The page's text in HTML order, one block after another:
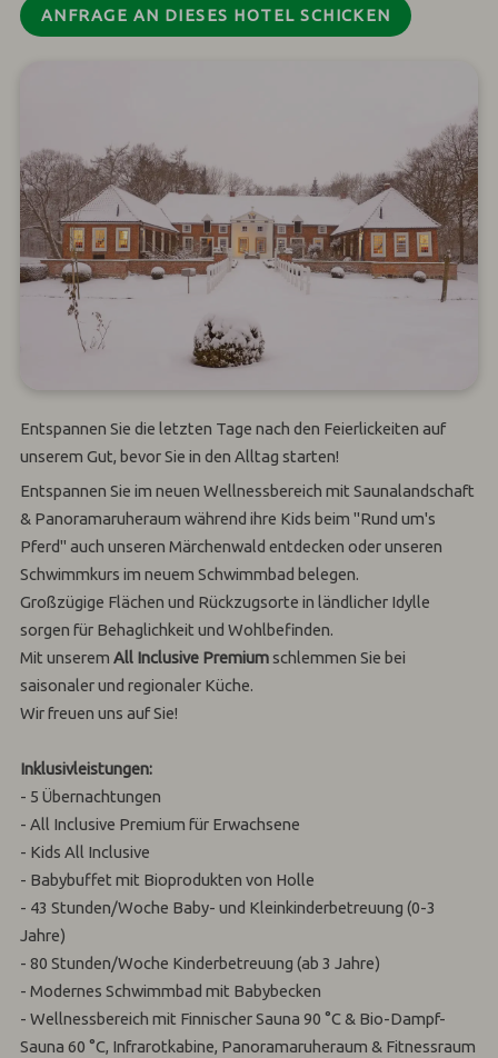
ANFRAGE AN DIESES HOTEL SCHICKEN
Entspannen Sie die letzten Tage nach den Feierlickeiten auf
unserem Gut, bevor Sie in den Alltag starten!
Entspannen Sie im neuen Wellnessbereich mit Saunalandschaft
& Panoramaruheraum während ihre Kids beim "Rund um's
Pferd" auch unseren Märchenwald entdecken oder unseren
Schwimmkurs im neuem Schwimmbad belegen.
Großzügige Flächen und Rückzugsorte in ländlicher Idylle
sorgen für Behaglichkeit und Wohlbefinden.
Mit unseremAll Inclusive Premiumschlemmen Sie bei
saisonaler und regionaler Küche.
Wir freuen uns auf Sie!
Inklusivleistungen:
- 5 Übernachtungen
- All Inclusive Premium für Erwachsene
- Kids All Inclusive
- Babybuffet mit Bioprodukten von Holle
- 43 Stunden/Woche Baby- und Kleinkinderbetreuung (0-3
Jahre)
- 80 Stunden/Woche Kinderbetreuung (ab 3 Jahre)
- Modernes Schwimmbad mit Babybecken
- Wellnessbereich mit Finnischer Sauna 90 °C & Bio-Dampf-
Sauna 60 °C, Infrarotkabine, Panoramaruheraum & Fitnessraum